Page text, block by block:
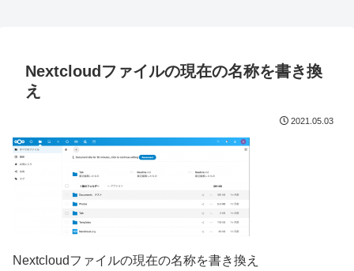
Nextcloudファイルの現在の名称を書き換
え
2021.05.03
Nextcloudファイルの現在の名称を書き換え